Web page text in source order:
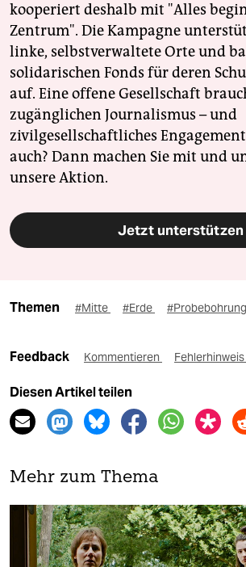
kooperiert deshalb mit "Alles
Zentrum". Die Kampagne
linke, selbstverwaltete Orte und
solidarischen Fonds für deren
auf. Eine offene Gesellschaft
zugänglichen Journalismus – und
zivilgesellschaftliches
auch? Dann machen Sie mit und
unsere Aktion.
Jetzt unterstützen
Themen #Mitte #Erde #Probebohrung
Feedback Kommentieren Fehlerhinweis
Diesen Artikel teilen
Mehr zum Thema